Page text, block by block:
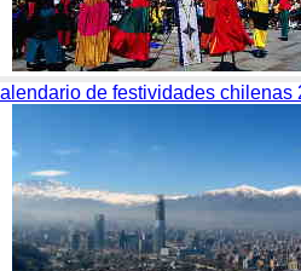
de festividades chilenas